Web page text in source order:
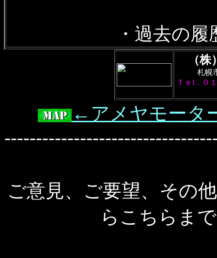
・過去の履
（
札幌
Ｔｅl．０
←アメヤモータ
ご意見、ご要望、その
らこちらまで